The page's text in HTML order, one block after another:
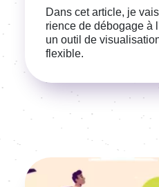
Dans cet article, je
rience de débo­gage à
un outil de
flexible.
Voir l'article
Image